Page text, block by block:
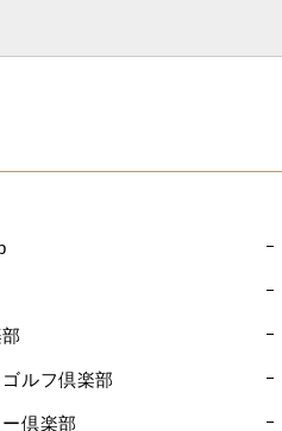
ルフ倶楽部
倶楽部